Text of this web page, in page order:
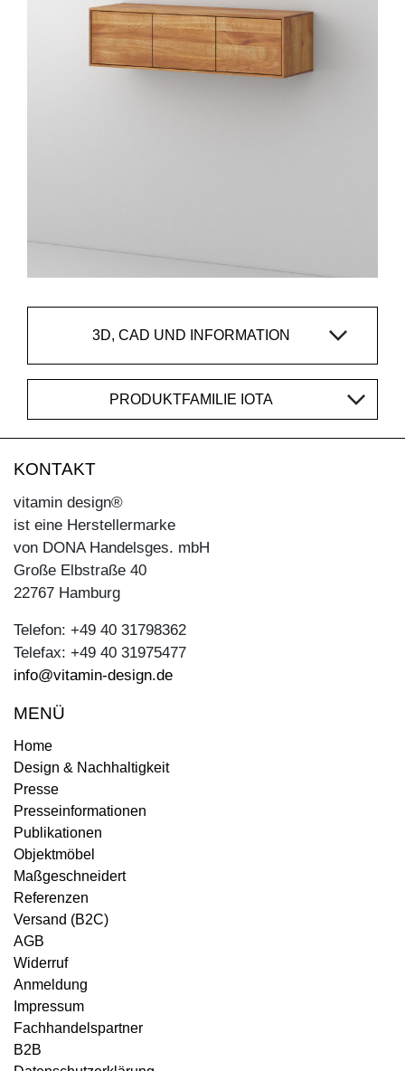
3D, CAD UND INFORMATION
PRODUKTFAMILIE IOTA
KONTAKT
vitamin design®
ist eine Herstellermarke
von DONA Handelsges. mbH
Große Elbstraße 40
22767 Hamburg
Telefon: +49 40 31798362
Telefax: +49 40 31975477
info@vitamin-design.de
MENÜ
Home
Design & Nachhaltigkeit
Presse
Presseinformationen
Publikationen
Objektmöbel
Maßgeschneidert
Referenzen
Versand (B2C)
AGB
Widerruf
Anmeldung
Impressum
Fachhandelspartner
B2B